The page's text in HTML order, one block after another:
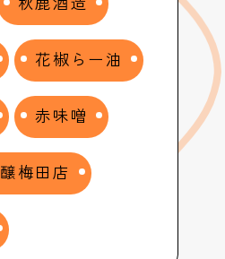
花椒らー油
赤味噌
醸梅田店